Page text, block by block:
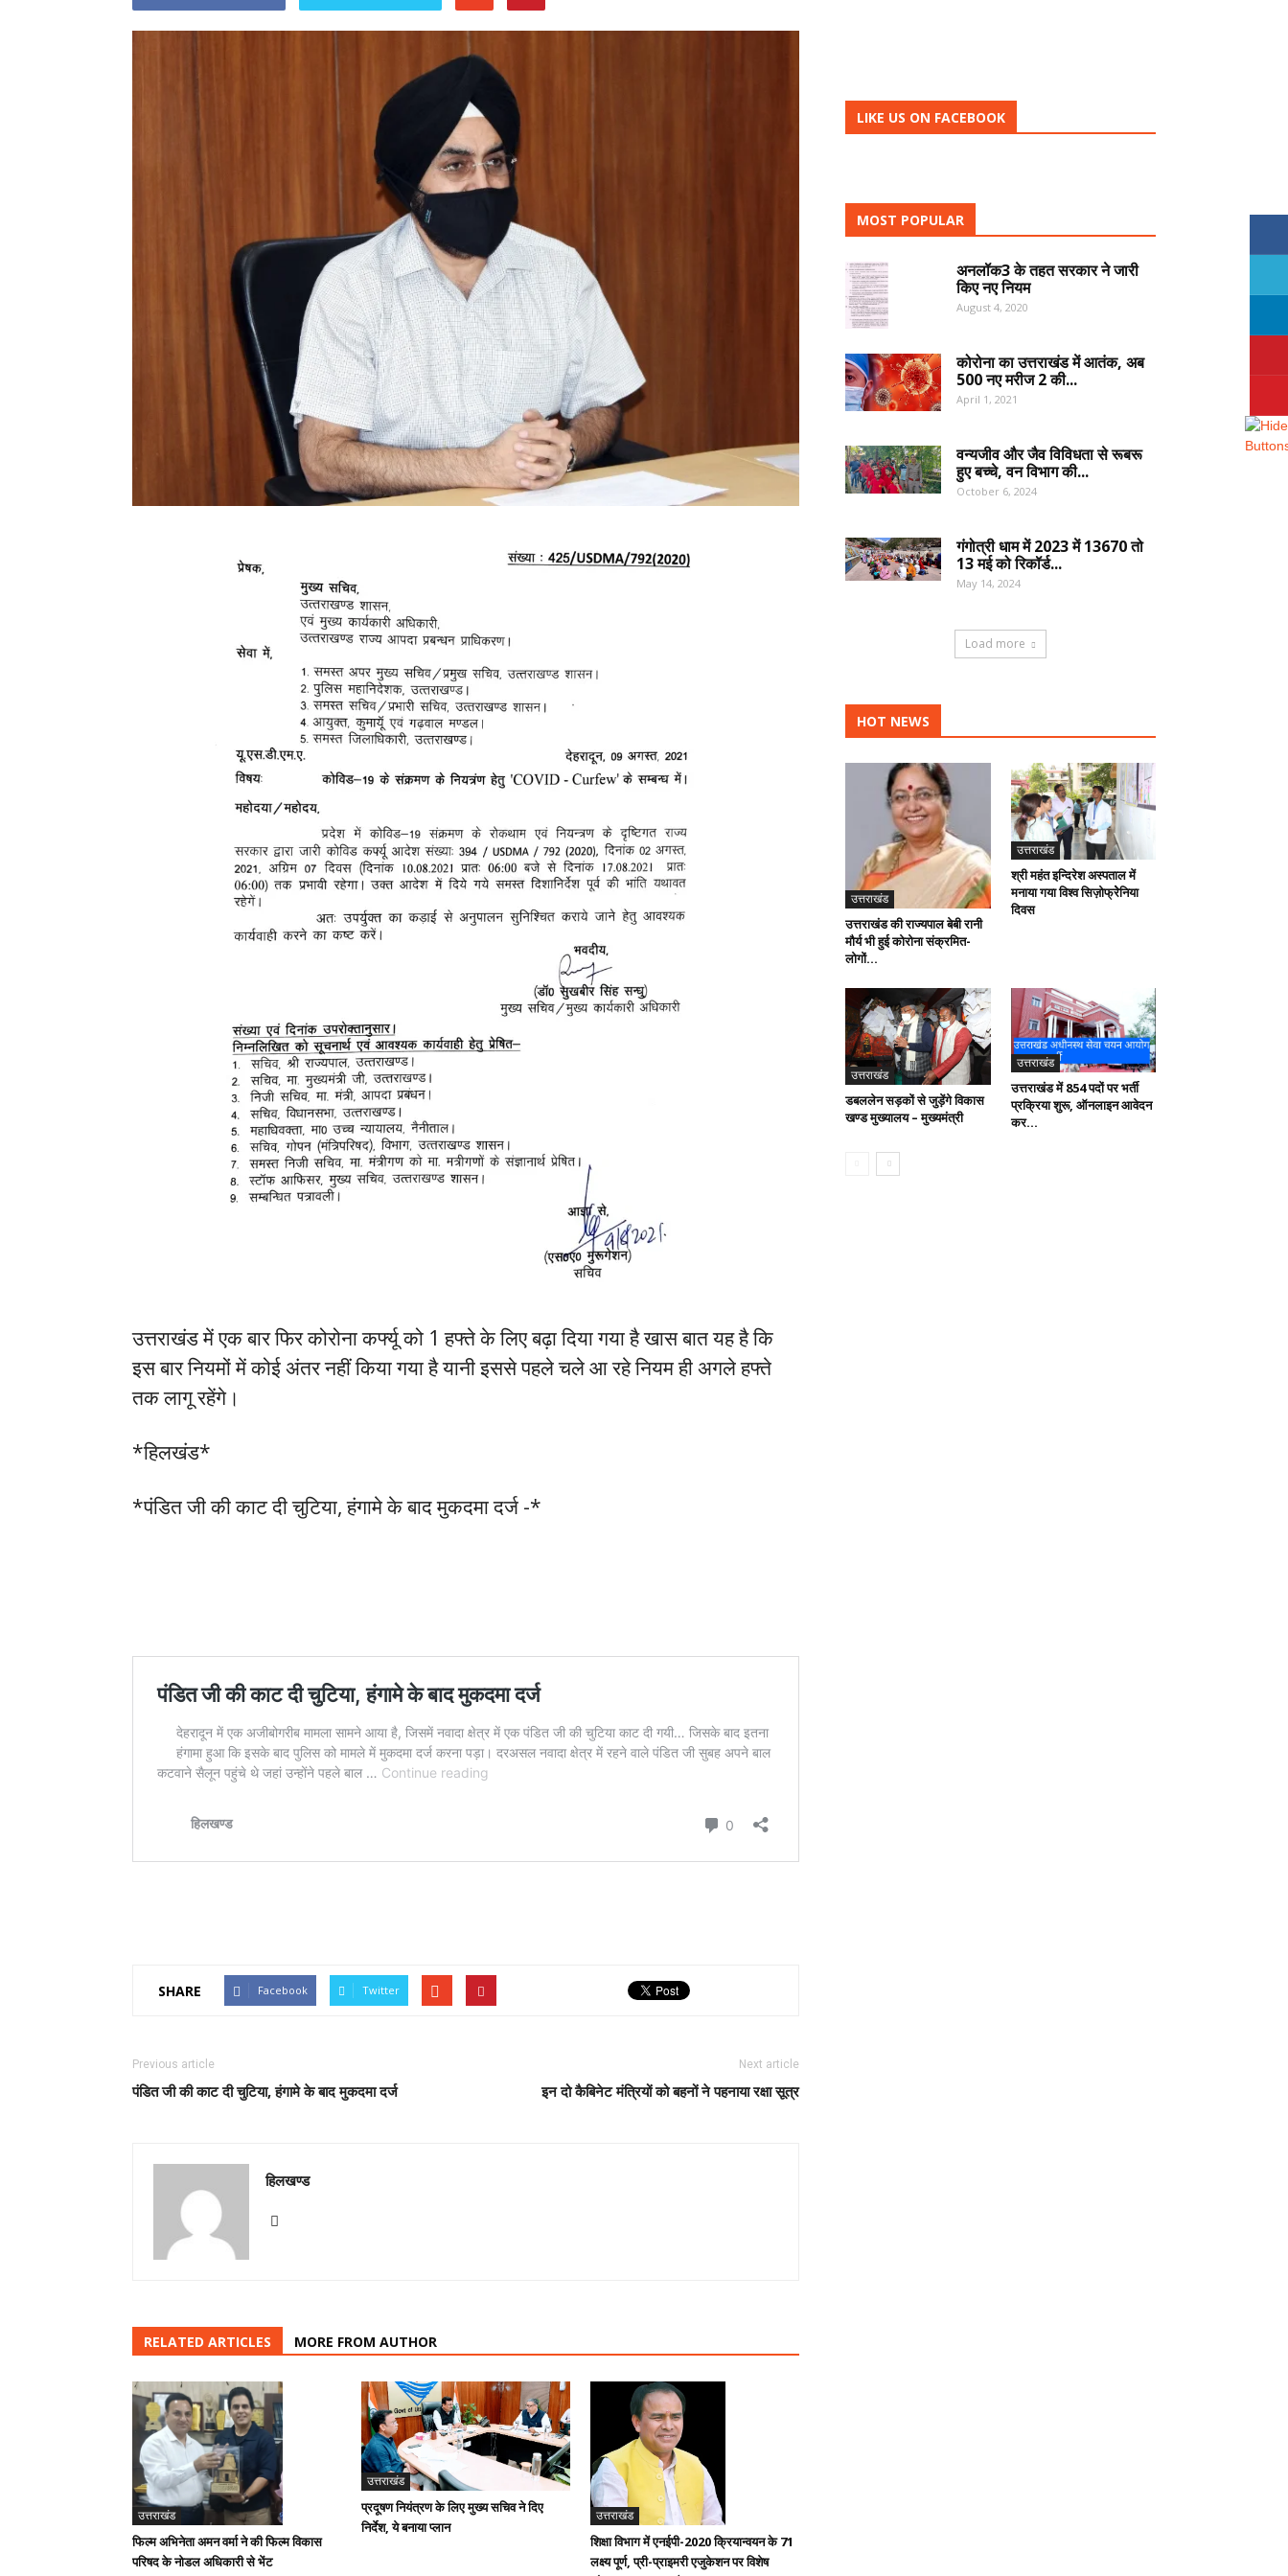
उत्तराखंड में एक बार फिर कोरोना कर्फ्यू को 1 हफ्ते के लिए बढ़ा दिया गया है खास बात यह है कि
इस बार नियमों में कोई अंतर नहीं किया गया है यानी इससे पहले चले आ रहे नियम ही अगले हफ्ते
तक लागू रहेंगे।
*हिलखंड*
*पंडित जी की काट दी चुटिया, हंगामे के बाद मुकदमा दर्ज -*
SHARE Facebook Twitter
Previous article
पंडित जी की काट दी चुटिया, हंगामे के बाद मुकदमा दर्ज
Next article
इन दो कैबिनेट मंत्रियों को बहनों ने पहनाया रक्षा सूत्र
हिलखण्ड
RELATED ARTICLES MORE FROM AUTHOR
उत्तराखंड
फिल्म अभिनेता अमन वर्मा ने की फिल्म विकास
परिषद के नोडल अधिकारी से भेंट
उत्तराखंड
प्रदूषण नियंत्रण के लिए मुख्य सचिव ने दिए
निर्देश, ये बनाया प्लान
उत्तराखंड
शिक्षा विभाग में एनईपी-2020 क्रियान्वयन के 71
लक्ष्य पूर्ण, प्री-प्राइमरी एजुकेशन पर विशेष
LIKE US ON FACEBOOK
MOST POPULAR
अनलॉक3 के तहत सरकार ने जारी
किए नए नियम
August 4, 2020
कोरोना का उत्तराखंड में आतंक, अब
500 नए मरीज 2 की...
April 1, 2021
वन्यजीव और जैव विविधता से रूबरू
हुए बच्चे, वन विभाग की...
October 6, 2024
गंगोत्री धाम में 2023 में 13670 तो
13 मई को रिकॉर्ड...
May 14, 2024
Load more
HOT NEWS
उत्तराखंड
उत्तराखंड की राज्यपाल बेबी रानी
मौर्य भी हुई कोरोना संक्रमित-
लोगों...
उत्तराखंड
श्री महंत इन्दिरेश अस्पताल में
मनाया गया विश्व सिज़ोफ्रेेनिया
दिवस
उत्तराखंड
डबललेन सड़कों से जुड़ेंगे विकास
खण्ड मुख्यालय – मुख्यमंत्री
उत्तराखंड
उत्तराखंड में 854 पदों पर भर्ती
प्रक्रिया शुरू, ऑनलाइन आवेदन
कर...